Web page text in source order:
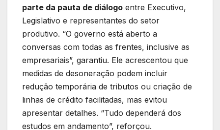
parte da pauta de diálogo entre Executivo,
Legislativo e representantes do setor
produtivo. “O governo está aberto a
conversas com todas as frentes, inclusive as
empresariais”, garantiu. Ele acrescentou que
medidas de desoneração podem incluir
redução temporária de tributos ou criação de
linhas de crédito facilitadas, mas evitou
apresentar detalhes. “Tudo dependerá dos
estudos em andamento”, reforçou.